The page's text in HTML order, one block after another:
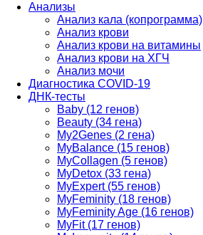
Анализы
Анализ кала (копрограмма)
Анализ крови
Анализ крови на витамины
Анализ крови на ХГЧ
Анализ мочи
Диагностика COVID-19
ДНК-тесты
Baby (12 генов)
Beauty (34 гена)
My2Genes (2 гена)
MyBalance (15 генов)
MyCollagen (5 генов)
MyDetox (33 гена)
MyExpert (55 генов)
MyFeminity (18 генов)
MyFeminity Age (16 генов)
MyFit (17 генов)